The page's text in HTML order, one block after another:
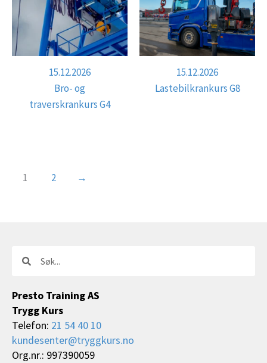
15.12.2026
Bro- og
traverskrankurs G4
15.12.2026
Lastebilkrankurs G8
1 2 →
Presto Training AS
Trygg Kurs
Telefon: 21 54 40 10
kundesenter@tryggkurs.no
Org.nr.: 997390059